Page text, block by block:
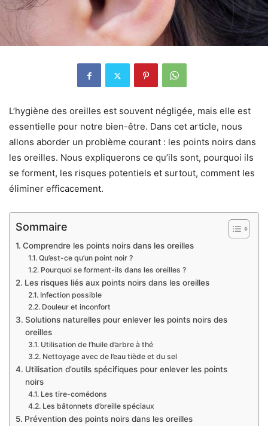
L’hygiène des oreilles est souvent négligée, mais elle est
essentielle pour notre bien-être. Dans cet article, nous
allons aborder un problème courant : les points noirs dans
les oreilles. Nous expliquerons ce qu’ils sont, pourquoi ils
se forment, les risques potentiels et surtout, comment les
éliminer efficacement.
Sommaire
Comprendre les points noirs dans les oreilles
Qu’est-ce qu’un point noir ?
Pourquoi se forment-ils dans les oreilles ?
Les risques liés aux points noirs dans les oreilles
Infection possible
Douleur et inconfort
Solutions naturelles pour enlever les points noirs des
oreilles
Utilisation de l’huile d’arbre à thé
Nettoyage avec de l’eau tiède et du sel
Utilisation d’outils spécifiques pour enlever les points
noirs
Les tire-comédons
Les bâtonnets d’oreille spéciaux
Prévention des points noirs dans les oreilles